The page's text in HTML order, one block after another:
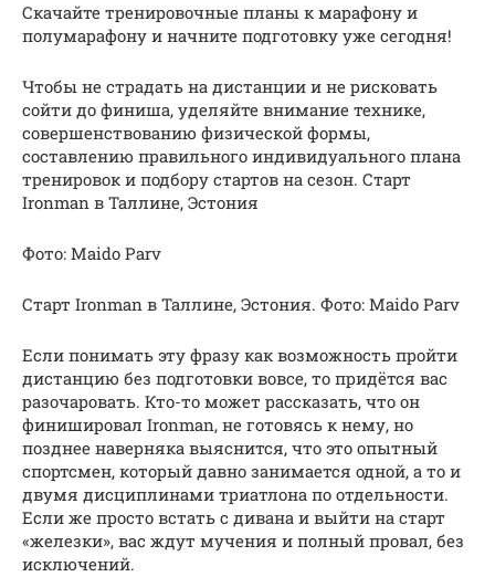
Скачайте тренировочные планы к марафону и
полумарафону и начните подготовку уже сегодня!
Чтобы не страдать на дистанции и не рисковать
сойти до финиша, уделяйте внимание технике,
совершенствованию физической формы,
составлению правильного индивидуального плана
тренировок и подбору стартов на сезон. Старт
Ironman в Таллине, Эстония
Фото: Maido Parv
Старт Ironman в Таллине, Эстония. Фото: Maido Parv
Если понимать эту фразу как возможность пройти
дистанцию без подготовки вовсе, то придётся вас
разочаровать. Кто-то может рассказать, что он
финишировал Ironman, не готовясь к нему, но
позднее наверняка выяснится, что это опытный
спортсмен, который давно занимается одной, а то и
двумя дисциплинами триатлона по отдельности.
Если же просто встать с дивана и выйти на старт
«железки», вас ждут мучения и полный провал, без
исключений.